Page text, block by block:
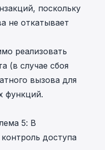
поскольку
не откатывает
реализовать
(в случае сбоя
вызова для
функций.
5: В
доступа